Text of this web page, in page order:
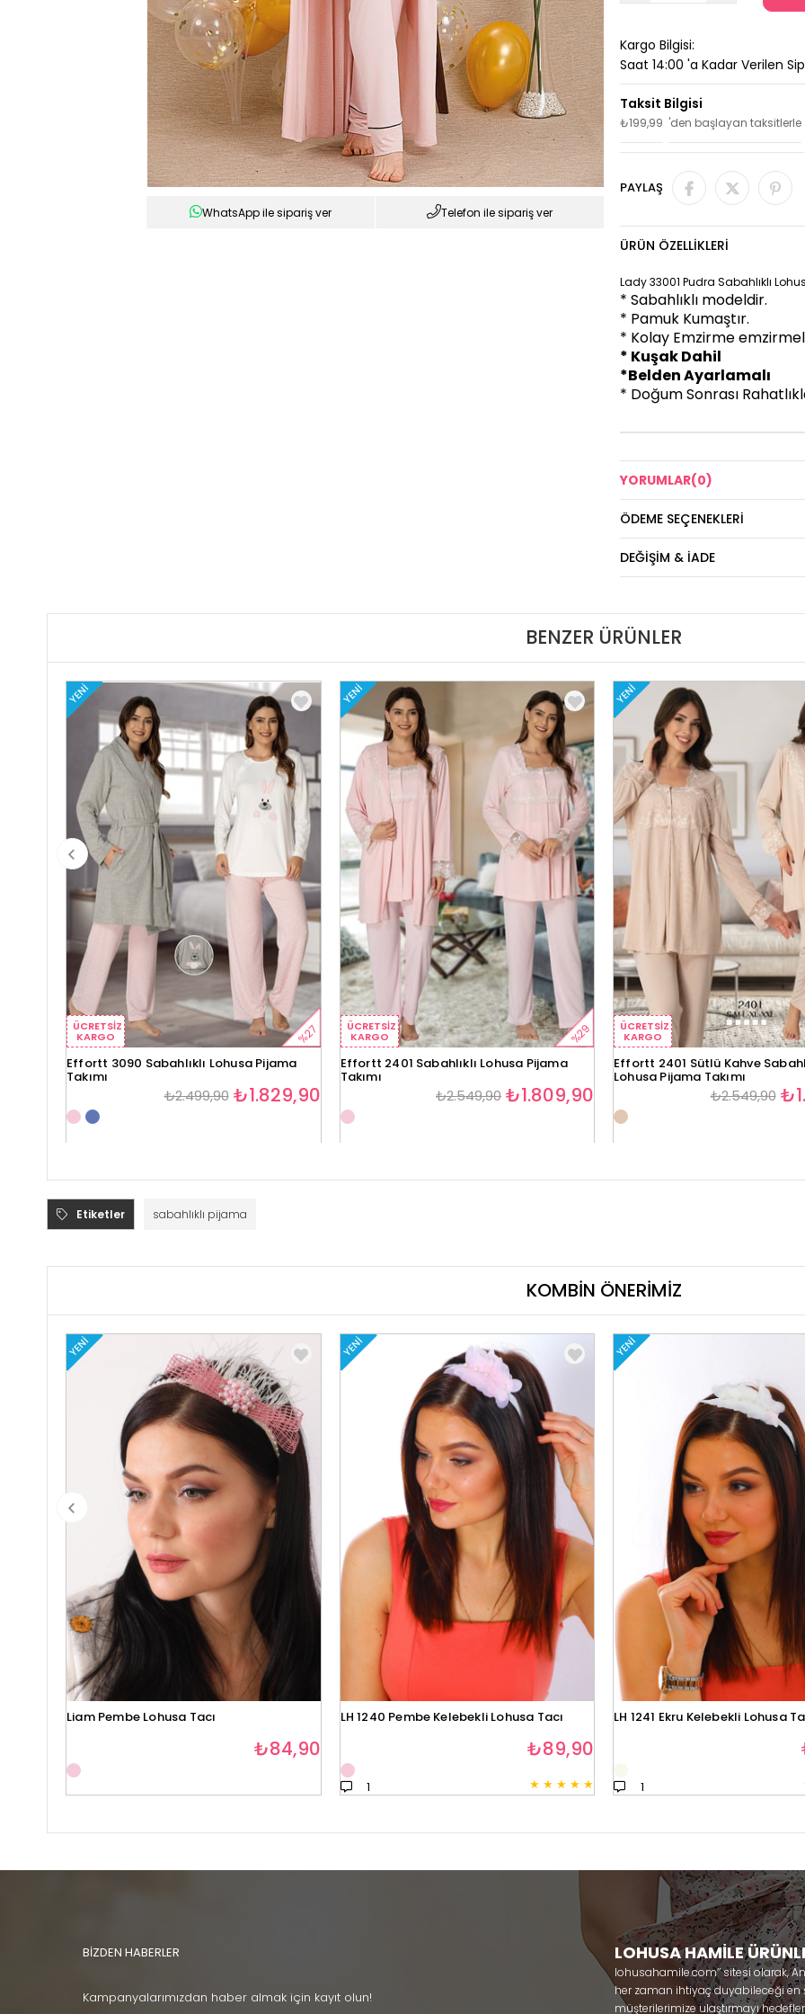
Telefon ile sipariş ver
WhatsApp ile sipariş ver
Kargo Bilgisi:
Saat 14:00 'a Kadar Verilen
₺199,99 'den başlayan taksitlerle
PAYLAŞ
ÜRÜN ÖZELLIKLERI
Lady 33001 Pudra Sabahlıklı
* Sabahlıklı modeldir.
* Pamuk Kumaştır.
* Kolay Emzirme
* Kuşak Dahil
*Belden Ayarlamalı
* Doğum Sonrası
YORUMLAR(0)
ÖDEME SEÇENEKLERI
DEĞIŞIM & İADE
BENZER ÜRÜNLER
ÜCRETSIZ
KARGO
YENI
%27
Effortt 3090 Sabahlıklı Lohusa Pijama
Takımı
₺1.829,90
₺2.499,90
ÜCRETSIZ
KARGO
YENI
%29
Effortt 2401 Sabahlıklı Lohusa Pijama
Takımı
₺1.809,90
₺2.549,90
ÜCRETSIZ
KARGO
YENI
Effortt 2401 Sütlü Kahve
Lohusa Pijama Takımı
₺2.549,90
Etiketler sabahlıklı pijama
KOMBİN ÖNERİMİZ
YENI
Liam Pembe Lohusa Tacı
₺84,90
YENI
LH 1240 Pembe Kelebekli Lohusa Tacı
★ ★ ★ ★ ★
1
₺89,90
YENI
LH 1241 Ekru Kelebekli Lohusa
1
BİZDEN HABERLER
Kampanyalarımızdan haber almak için kayıt olun!
LOHUSA HAMİLE
lohusahamile.com’’ sitesi olarak,
her zaman ihtiyaç duyabileceği en
müşterilerimize ulaştırmayı